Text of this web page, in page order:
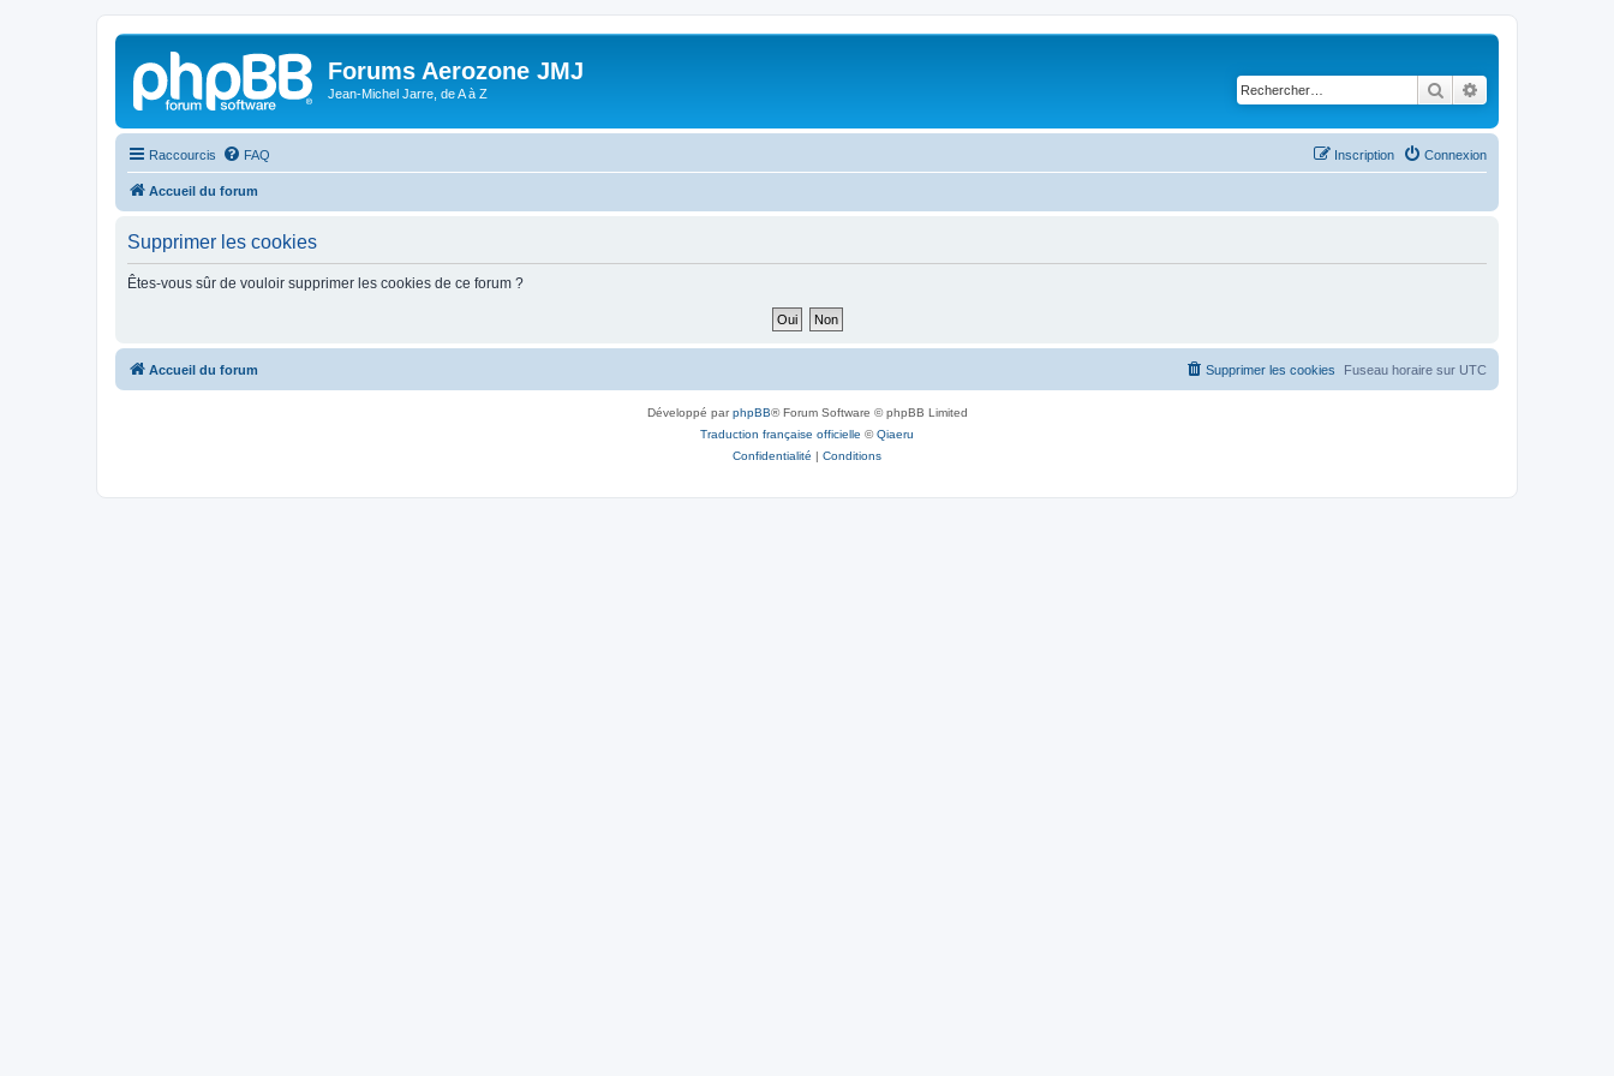
Forums Aerozone JMJ
Jean-Michel Jarre, de A à Z Rechercher
Raccourcis FAQ Connexion
Inscription
Accueil du forum
Supprimer les cookies
Êtes-vous sûr de vouloir supprimer les cookies de ce forum ?
Accueil du forum Fuseau horaire sur UTC
Supprimer les cookies
Développé parphpBB® Forum Software © phpBB Limited
Traduction française officielle ©Qiaeru
Confidentialité | Conditions